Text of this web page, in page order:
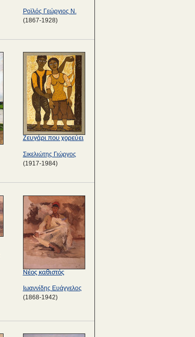
Ροϊλός Γεώργιος Ν.
(1867-1928)
Ζευγάρι που χορεύει
Σικελιώτης Γιώργος
(1917-1984)
Νέος καθιστός
Ιωαννίδης Ευάγγελος
(1868-1942)